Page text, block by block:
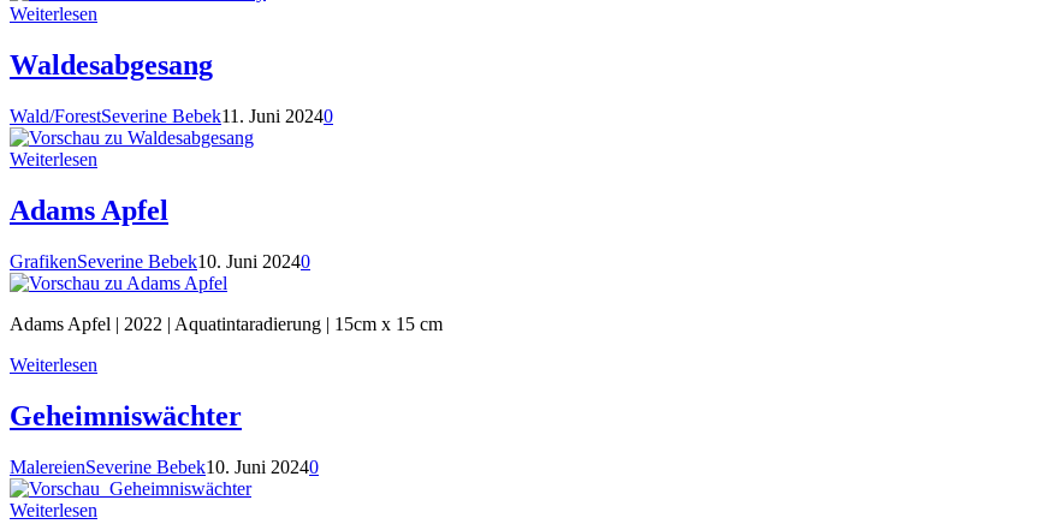
Weiterlesen
Waldesabgesang
Wald/ForestSeverine Bebek11. Juni 20240
Weiterlesen
Adams Apfel
GrafikenSeverine Bebek10. Juni 20240
Adams Apfel | 2022 | Aquatintaradierung | 15cm x 15 cm
Weiterlesen
Geheimniswächter
MalereienSeverine Bebek10. Juni 20240
Weiterlesen